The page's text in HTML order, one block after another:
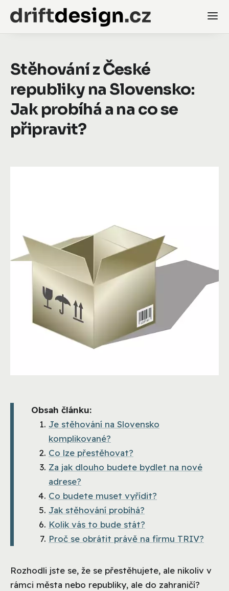
Stěhování z České
republiky na Slovensko:
Jak probíhá a na co se
připravit?
Obsah článku:
Je stěhování na Slovensko
komplikované?
Co lze přestěhovat?
Za jak dlouho budete bydlet na nové
adrese?
Co budete muset vyřídit?
Jak stěhování probíhá?
Kolik vás to bude stát?
Proč se obrátit právě na firmu TRIV?
Rozhodli jste se, že se přestěhujete, ale nikoliv v
rámci města nebo republiky, ale do zahraničí?